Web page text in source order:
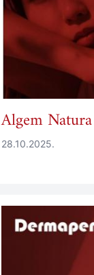
Algem Natura
28.10.2025.